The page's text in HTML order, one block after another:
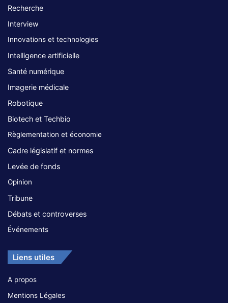
Recherche
Interview
Innovations et technologies
Intelligence artificielle
Santé numérique
Imagerie médicale
Robotique
Biotech et Techbio
Règlementation et économie
Cadre législatif et normes
Levée de fonds
Opinion
Tribune
Débats et controverses
Événements
Liens utiles
A propos
Mentions Légales